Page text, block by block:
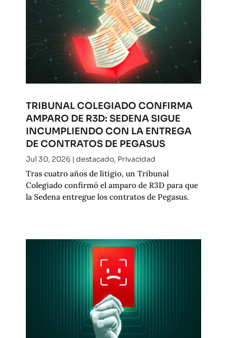
TRIBUNAL COLEGIADO CONFIRMA
AMPARO DE R3D: SEDENA SIGUE
INCUMPLIENDO CON LA ENTREGA
DE CONTRATOS DE PEGASUS
Jul 30, 2026| destacado, Privacidad
Tras cuatro años de litigio, un Tribunal
Colegiado confirmó el amparo de R3D para que
la Sedena entregue los contratos de Pegasus.